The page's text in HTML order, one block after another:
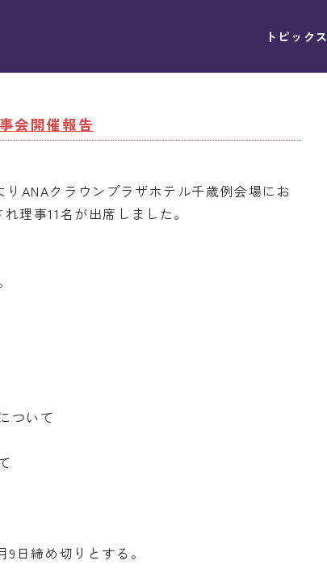
トピックス
会開催報告
ANAクラウンプラザホテル千歳例会場にお
理事11名が出席しました。
ついて
日締め切りとする。